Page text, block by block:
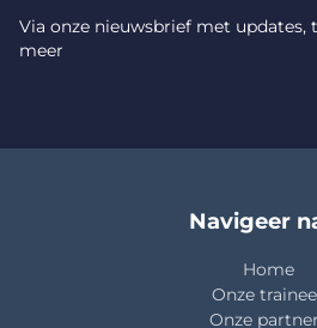
Via onze nieuwsbrief met updates,
meer
Navigeer
Home
Onze
Onze